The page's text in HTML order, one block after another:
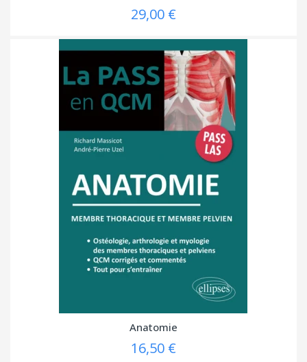
29,00 €
Anatomie
16,50 €